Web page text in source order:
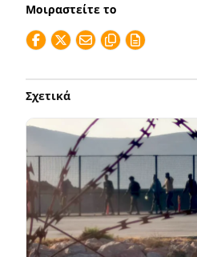
Μοιραστείτε το
Σχετικά